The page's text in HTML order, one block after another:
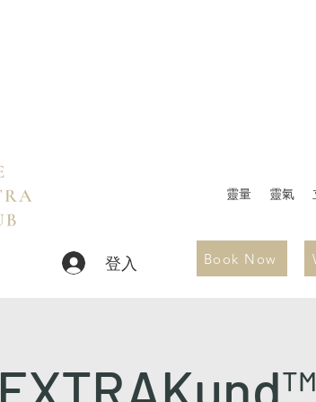
靈量 靈氣
登入 Book Now